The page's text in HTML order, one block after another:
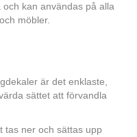
kan användas på alla
möbler.
är det enklaste,
sättet att förvandla
tas ner och sättas upp